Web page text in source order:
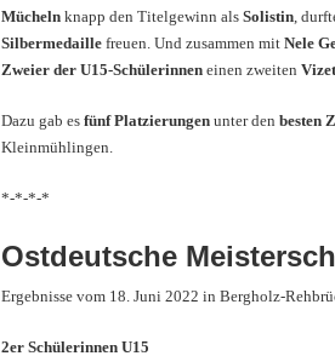
Müchelnknapp den Titelgewinn als Solistin,
Silbermedaille freuen. Und zusammen mitNele
Zweier der U15-Schülerinneneinen zweiten
Dazu gab es fünf Platzierungenunter den besten
Kleinmühlingen.
*-*-*-*
Ostdeutsche
Ergebnisse vom 18. Juni 2022 in Bergholz-
2er Schülerinnen U15